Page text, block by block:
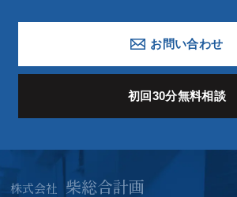
お問い合わせ
初回30分無料相談
株式会社 柴総合計画